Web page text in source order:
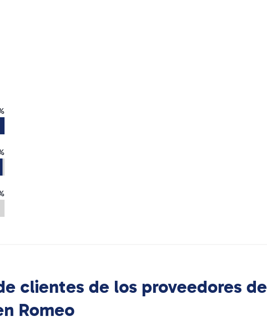
clientes de los proveedores de
Romeo